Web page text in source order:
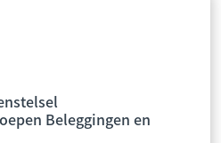
Beleggingen en